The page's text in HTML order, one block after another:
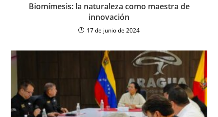
Biomímesis: la naturaleza como maestra de
innovación
17 de junio de 2024